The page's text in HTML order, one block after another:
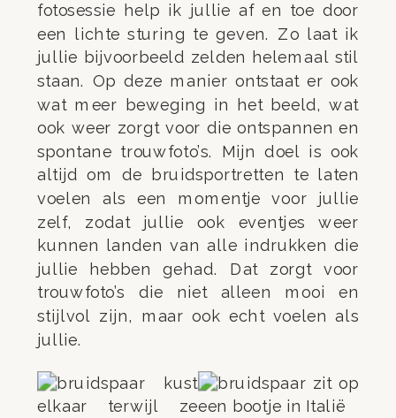
fotosessie help ik jullie af en toe door
een lichte sturing te geven. Zo laat ik
jullie bijvoorbeeld zelden helemaal stil
staan. Op deze manier ontstaat er ook
wat meer beweging in het beeld, wat
ook weer zorgt voor die ontspannen en
spontane trouwfoto’s. Mijn doel is ook
altijd om de bruidsportretten te laten
voelen als een momentje voor jullie
zelf, zodat jullie ook eventjes weer
kunnen landen van alle indrukken die
jullie hebben gehad. Dat zorgt voor
trouwfoto’s die niet alleen mooi en
stijlvol zijn, maar ook echt voelen als
jullie.